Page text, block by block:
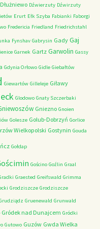
Dłużniewo Dźwierzuty Dźwirzuty
Erurt Ełk Szyba Fabianki Faborgi
Fredericia Friedland Friedrichstahl
Fynshav Gabrysin Gady Gaj
Garnek Gartz Garwolin Gassy
Gdynia Orłowo Gidle Giebałtów
Giewartów Gilleleje Giławy
Glodowo Gnaty Szczerbaki
Gniezno Gnoien
Golesze Golub-Dobrzyń Gorlice
Wielkopolski Gostynin Gouda
Gołdap
Gościno Goźlin Graal
Graested Greifswald Grimma
Grodziszcze Grodziszcze
Gruenewald Grunwald
Gródek nad Dunajcem Gródki
Gutowo Guzów Gwda Wielka